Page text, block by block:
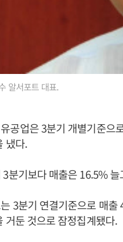
알서포트 대표.
공업은 3분기 개별기준으
냈다.
3분기보다 매출은 16.5%
3분기 연결기준으로 매
거둔 것으로 잠정집계됐다.